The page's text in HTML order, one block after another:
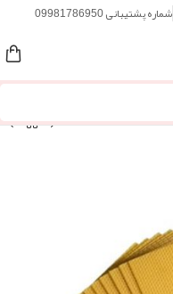
شماره پشتیبانی 09981786950